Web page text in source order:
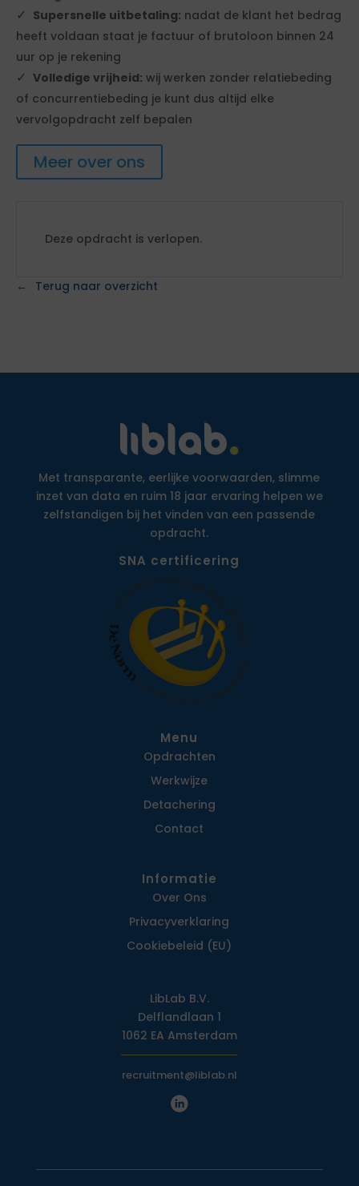
Supersnelle uitbetaling: nadat de klant het bedrag
heeft voldaan staat je factuur of brutoloon binnen 24
uur op je rekening
Volledige vrijheid: wij werken zonder relatiebeding
of concurrentiebeding je kunt dus altijd elke
vervolgopdracht zelf bepalen
Meer over ons
Deze opdracht is verlopen.
Terug naar overzicht
Met transparante, eerlijke voorwaarden, slimme
inzet van data en ruim 18 jaar ervaring helpen we
zelfstandigen bij het vinden van een passende
opdracht.
SNA certificering
Menu
Opdrachten
Werkwijze
Detachering
Contact
Informatie
Over Ons
Privacy­verklaring
Cookiebeleid (EU)
LibLab B.V.
Delflandlaan 1
1062 EA Amsterdam
recruitment@liblab.nl